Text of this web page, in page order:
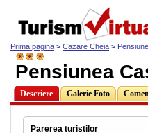
Prima pagina > Cazare Cheia >
Pensiunea
Descriere Galerie Foto
Parerea turistilor